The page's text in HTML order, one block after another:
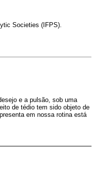
Societies (IFPS).
e a pulsão, sob uma
de tédio tem sido objeto de
em nossa rotina está